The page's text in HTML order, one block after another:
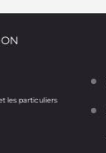
les particuliers